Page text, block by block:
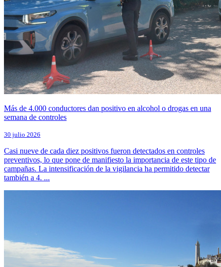
Más de 4.000 conductores dan positivo en alcohol o drogas en una
semana de controles
30 julio 2026
Casi nueve de cada diez positivos fueron detectados en controles
preventivos, lo que pone de manifiesto la importancia de este tipo de
campañas. La intensificación de la vigilancia ha permitido detectar
también a 4. ...